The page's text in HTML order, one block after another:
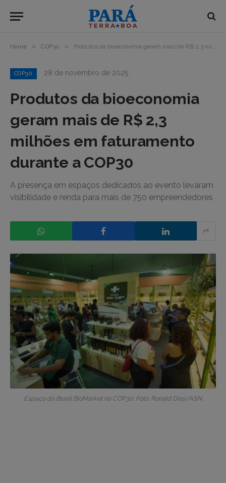
Home » COP30 » Produtos da bioeconomia geram mais de R$ 2,3 milhões em faturamento durante a COP30
COP30 28 de novembro de 2025
Produtos da bioeconomia
geram mais de R$ 2,3
milhões em faturamento
durante a COP30
A presença em espaços dedicados ao evento levaram
visibilidade e renda para mais de 750 empreendedores
Espaço da Brasil BioMarket na COP30. Foto: Ronald Dias/ASN